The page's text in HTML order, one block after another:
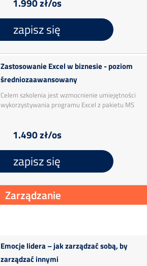
zapisz się
Zastosowanie Excel w biznesie - poziom
średniozaawansowany
Celem szkolenia jest wzmocnienie umiejętności
wykorzystywania programu Excel z pakietu MS
1.490 zł/os
zapisz się
Zarządzanie
Emocje lidera – jak zarządzać sobą, by
zarządzać innymi